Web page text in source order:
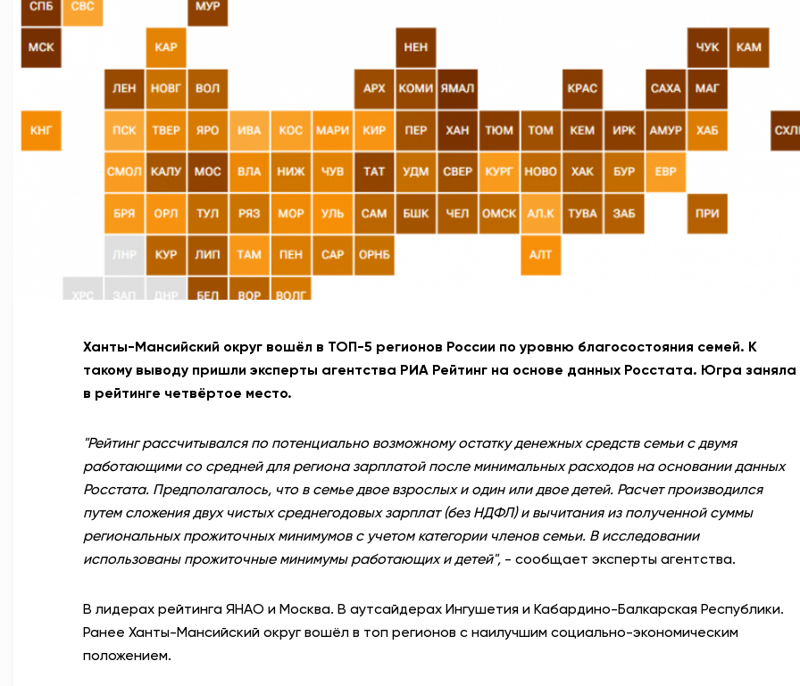
НОВОСТИ
ОФИЦИАЛЬНО
82,17 94,84
Вход / Регистрация
Ханты-Мансийский округ вошёл в ТОП-5 регионов России по уровню благосостояния семей. К
такому выводу пришли эксперты агентства РИА Рейтинг на основе данных Росстата. Югра заняла
в рейтинге четвёртое место.
"Рейтинг рассчитывался по потенциально возможному остатку денежных средств семьи с двумя
работающими со средней для региона зарплатой после минимальных расходов на основании данных
Росстата. Предполагалось, что в семье двое взрослых и один или двое детей. Расчет производился
путем сложения двух чистых среднегодовых зарплат (без НДФЛ) и вычитания из полученной суммы
региональных прожиточных минимумов с учетом категории членов семьи. В исследовании
использованы прожиточные минимумы работающих и детей", - сообщает эксперты агентства.
В лидерах рейтинга ЯНАО и Москва. В аутсайдерах Ингушетия и Кабардино-Балкарская Республики.
Ранее Ханты-Мансийский округ вошёл в топ регионов с наилучшим социально-экономическим
положением.